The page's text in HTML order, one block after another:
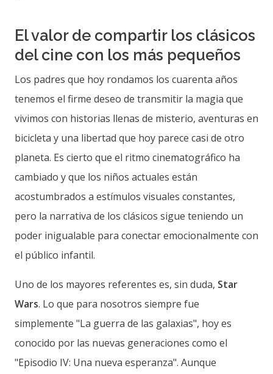
El valor de compartir los clásicos
del cine con los más pequeños
Los padres que hoy rondamos los cuarenta años
tenemos el firme deseo de transmitir la magia que
vivimos con historias llenas de misterio, aventuras en
bicicleta y una libertad que hoy parece casi de otro
planeta. Es cierto que el ritmo cinematográfico ha
cambiado y que los niños actuales están
acostumbrados a estímulos visuales constantes,
pero la narrativa de los clásicos sigue teniendo un
poder inigualable para conectar emocionalmente con
el público infantil.
Uno de los mayores referentes es, sin duda, Star
Wars. Lo que para nosotros siempre fue
simplemente "La guerra de las galaxias", hoy es
conocido por las nuevas generaciones como el
"Episodio IV: Una nueva esperanza". Aunque